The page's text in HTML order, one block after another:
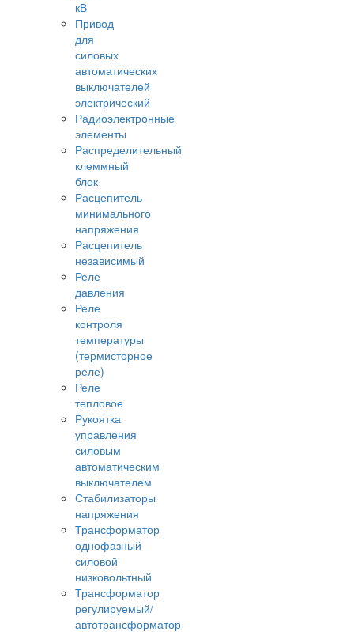
кВ
Привод
для
силовых
автоматических
выключателей
электрический
Радиоэлектронные
элементы
Распределительный
клеммный
блок
Расцепитель
минимального
напряжения
Расцепитель
независимый
Реле
давления
Реле
контроля
температуры
(термисторное
реле)
Реле
тепловое
Рукоятка
управления
силовым
автоматическим
выключателем
Стабилизаторы
напряжения
Трансформатор
однофазный
силовой
низковольтный
Трансформатор
регулируемый/
автотрансформатор